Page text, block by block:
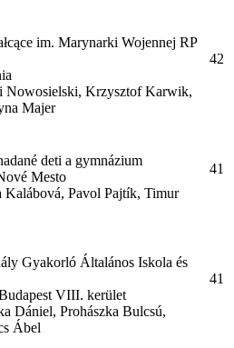
im. Marynarki Wojennej RP
Nowosielski, Krzysztof Karwik,
Majer
42
deti a gymnázium
Mesto
Kalábová, Pavol Pajtík, Timur
41
Gyakorló Általános Iskola és
VIII. kerület
Dániel, Prohászka Bulcsú,
Ábel
41